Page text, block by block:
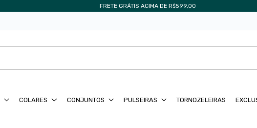
FRETE GRÁTIS ACIMA DE R$599,00
COLARES CONJUNTOS PULSEIRAS TORNOZELEIRAS